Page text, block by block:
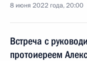
8 июня 2022 года, 20:00
Встреча с
протоиереем